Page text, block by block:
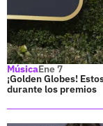
MúsicaEne 7
¡Golden Globes!
durante los premios